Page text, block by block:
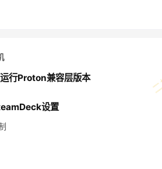
行Proton兼容层版本
设置